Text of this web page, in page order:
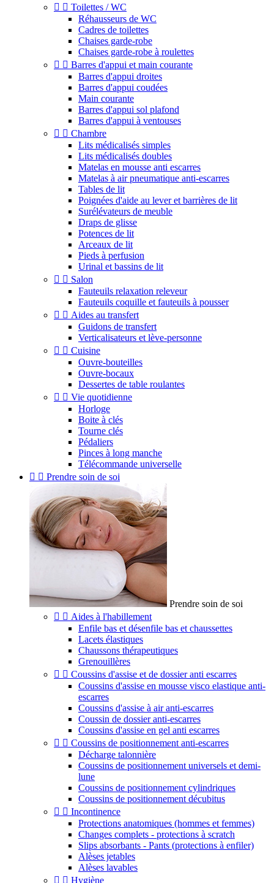
  Toilettes / WC
Réhausseurs de WC
Cadres de toilettes
Chaises garde-robe
Chaises garde-robe à roulettes
  Barres d'appui et main courante
Barres d'appui droites
Barres d'appui coudées
Main courante
Barres d'appui sol plafond
Barres d'appui à ventouses
  Chambre
Lits médicalisés simples
Lits médicalisés doubles
Matelas en mousse anti escarres
Matelas à air pneumatique anti-escarres
Tables de lit
Poignées d'aide au lever et barrières de lit
Surélévateurs de meuble
Draps de glisse
Potences de lit
Arceaux de lit
Pieds à perfusion
Urinal et bassins de lit
  Salon
Fauteuils relaxation releveur
Fauteuils coquille et fauteuils à pousser
  Aides au transfert
Guidons de transfert
Verticalisateurs et lève-personne
  Cuisine
Ouvre-bouteilles
Ouvre-bocaux
Dessertes de table roulantes
  Vie quotidienne
Horloge
Boite à clés
Tourne clés
Pédaliers
Pinces à long manche
Télécommande universelle
  Prendre soin de soi
Prendre soin de soi
  Aides à l'habillement
Enfile bas et désenfile bas et chaussettes
Lacets élastiques
Chaussons thérapeutiques
Grenouillères
  Coussins d'assise et de dossier anti escarres
Coussins d'assise en mousse visco elastique anti-
escarres
Coussins d'assise à air anti-escarres
Coussin de dossier anti-escarres
Coussins d'assise en gel anti escarres
  Coussins de positionnement anti-escarres
Décharge talonnière
Coussins de positionnement universels et demi-
lune
Coussins de positionnement cylindriques
Coussins de positionnement décubitus
  Incontinence
Protections anatomiques (hommes et femmes)
Changes complets - protections à scratch
Slips absorbants - Pants (protections à enfiler)
Alèses jetables
Alèses lavables
  Hygiène